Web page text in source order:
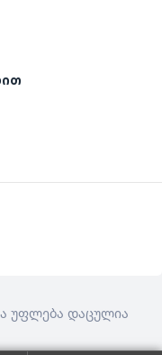
უფლება დაცულია